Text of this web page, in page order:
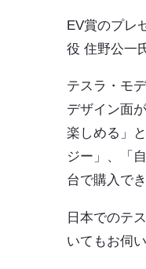
EV賞のプレ
役 住野公一
テスラ・モ
デザイン面
楽しめる」
ジー」、「
台で購入で
日本でのテ
いてもお伺い